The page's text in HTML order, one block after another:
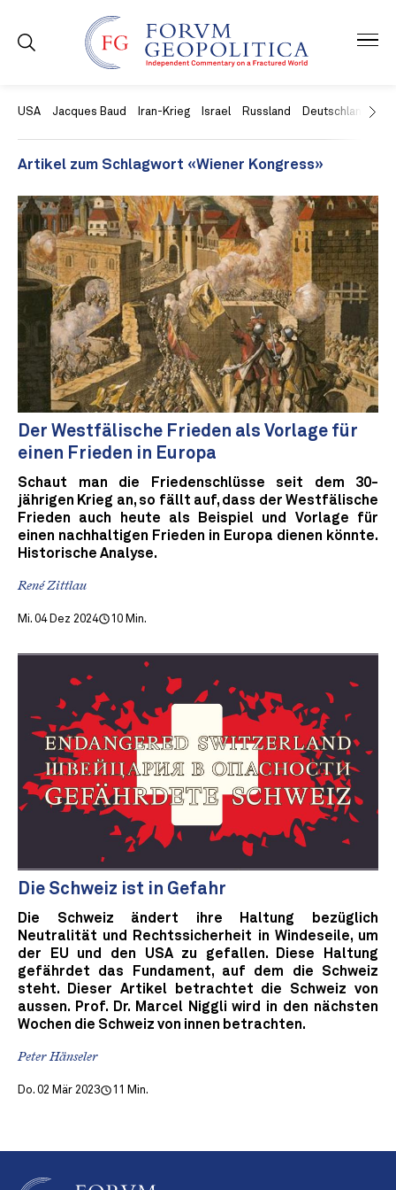
USA Jacques Baud Iran-Krieg Israel Russland Deutschland
Artikel zum Schlagwort «Wiener Kongress»
Der Westfälische Frieden als Vorlage für
einen Frieden in Europa
Schaut man die Friedenschlüsse seit dem 30-
jährigen Krieg an, so fällt auf, dass der Westfälische
Frieden auch heute als Beispiel und Vorlage für
einen nachhaltigen Frieden in Europa dienen könnte.
Historische Analyse.
René Zittlau
Mi. 04 Dez 2024 10 Min.
Die Schweiz ist in Gefahr
Die Schweiz ändert ihre Haltung bezüglich
Neutralität und Rechtssicherheit in Windeseile, um
der EU und den USA zu gefallen. Diese Haltung
gefährdet das Fundament, auf dem die Schweiz
steht. Dieser Artikel betrachtet die Schweiz von
aussen. Prof. Dr. Marcel Niggli wird in den nächsten
Wochen die Schweiz von innen betrachten.
Peter Hänseler
Do. 02 Mär 2023 11 Min.